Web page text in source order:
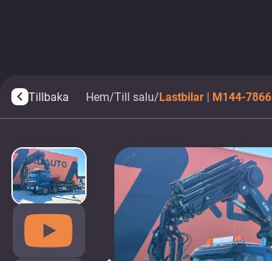
arrow_back_ios Tillbaka Hem/Till salu/Lastbilar | M144-7866